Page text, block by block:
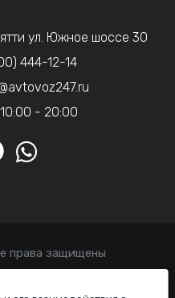
ул. Южное шоссе 30
444-12-14
10:00 - 20:00
права защищены